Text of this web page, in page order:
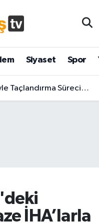
Siyaset Spor
CHP'li İsimden Çarpıcı Çıkış!
İHA’larla